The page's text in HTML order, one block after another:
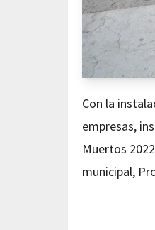
Con la
empresas,
Muertos
municipal,